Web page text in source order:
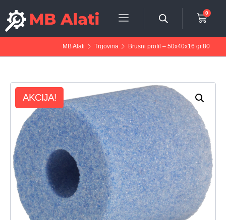
0
MB Alati Trgovina Brusni profil – 50x40x16 gr.80
AKCIJA!